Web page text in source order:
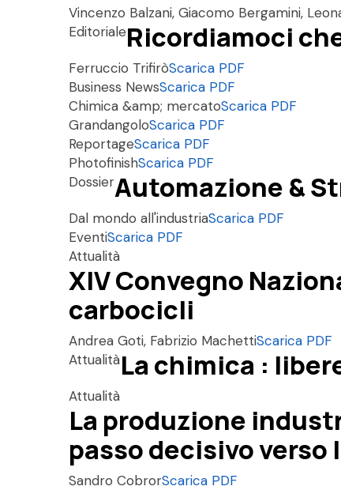
Vincenzo Balzani, Giacomo Bergamini,
EditorialeRicordiamoci
Ferruccio TrifiròScarica PDF
Business NewsScarica PDF
Chimica &amp; mercatoScarica PDF
GrandangoloScarica PDF
ReportageScarica PDF
PhotofinishScarica PDF
DossierAutomazione &
Dal mondo all'industriaScarica PDF
EventiScarica PDF
Attualità
XIV Convegno
carbocicli
Andrea Goti, Fabrizio MachettiScarica PDF
AttualitàLa chimica :
Attualità
La produzione
passo decisivo verso
Sandro CobrorScarica PDF